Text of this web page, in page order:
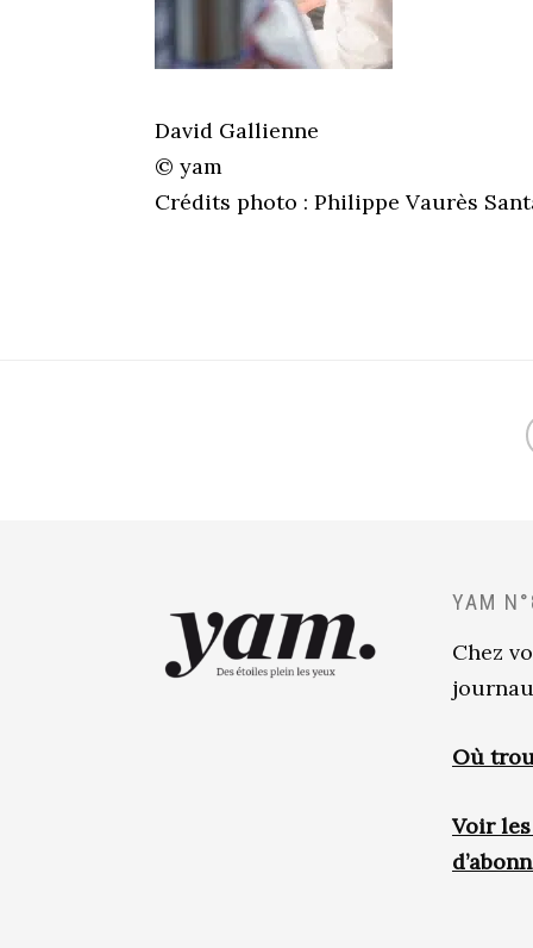
David Gallienne
© yam
Crédits photo : Philippe Vaurès
YAM
Chez
Où
Voir